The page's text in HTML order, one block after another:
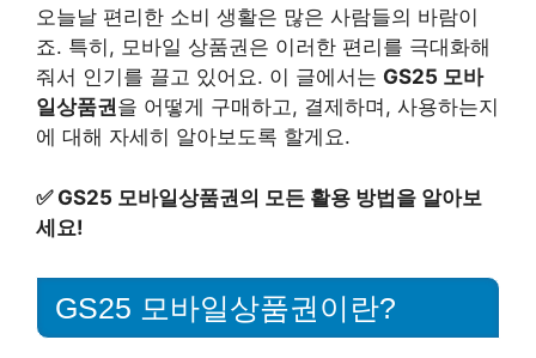
오늘날 편리한 소비 생활은 많은 사람들의 바람이
죠. 특히, 모바일 상품권은 이러한 편리를 극대화해
줘서 인기를 끌고 있어요. 이 글에서는 GS25 모바
일상품권을 어떻게 구매하고, 결제하며, 사용하는지
에 대해 자세히 알아보도록 할게요.
✅ GS25 모바일상품권의 모든 활용 방법을 알아보
세요!
GS25 모바일상품권이란?